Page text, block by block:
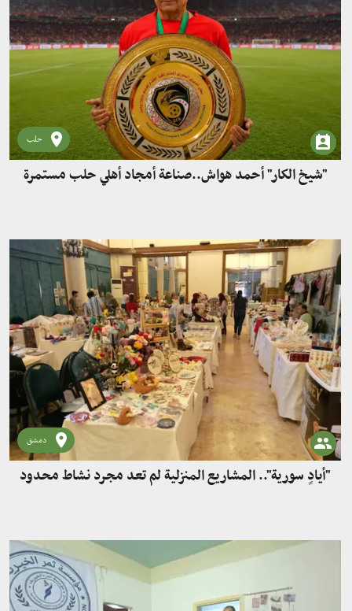
حلب
"شيخ الكار" أحمد هواش..صناعة أمجاد أهلي حلب مستمرة
دمشق
"أيادٍ سورية".. المشاريع المنزلية لم تعد مجرد نشاط محدود